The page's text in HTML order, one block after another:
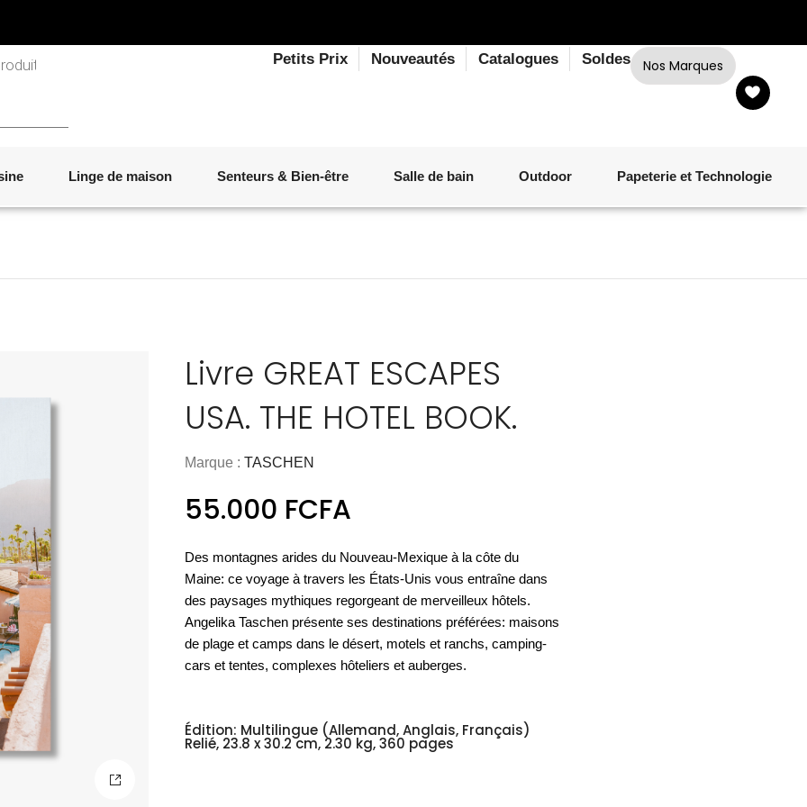
Petits Prix Nouveautés Catalogues Soldes Nos Marques
OBJETS DÉCORATIFS LUMINAIRE
verrerie
DÉCOUVRIR
VAISSELLE VERRERIE
ÉLECTROMÉNAGER MATÉRIEL DE CUISSON
ACCESSOIRES
Linge de maison
de couette
DÉCOUVRIR
Senteurs & Bien-être
Les sprays
DÉCOUVRIR
SENTEURS D'INTÉRIEUR CORPS ET CHEVEUX
BIEN-ÊTRE
Salle de bain
UTILITAIRES
Outdoor
LUMINAIRE OUTDOOR
Papeterie et Technologie
Nos cartes
DÉCOUVRIR
ART & CULTURE ACCESSOIRES
Livre GREAT ESCAPES
USA. THE HOTEL BOOK.
Marque :TASCHEN
55.000 FCFA
Des montagnes arides du Nouveau-Mexique à la côte du
Maine: ce voyage à travers les États-Unis vous entraîne dans
des paysages mythiques regorgeant de merveilleux hôtels.
Angelika Taschen présente ses destinations préférées: maisons
de plage et camps dans le désert, motels et ranchs, camping-
cars et tentes, complexes hôteliers et auberges.
Édition: Multilingue (Allemand, Anglais, Français)
Relié, 23.8 x 30.2 cm, 2.30 kg, 360 pages